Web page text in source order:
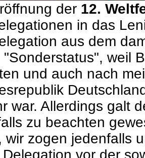
der 12.
in das
aus dem
"Sonderstatus", weil
und auch nach
war. Allerdings galt
zu beachten
wir zogen jedenfalls
vor der